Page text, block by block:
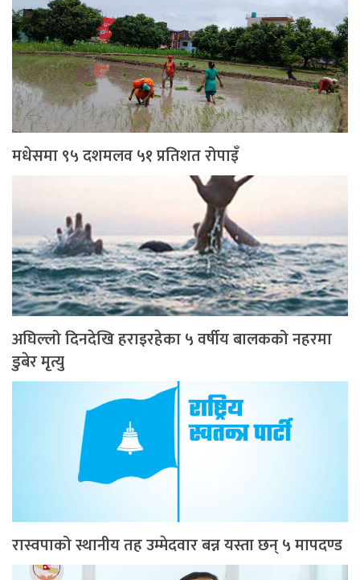
मधेसमा ९५ दशमलव ५१ प्रतिशत रोपाइँ
अघिल्लो दिनदेखि हराइरहेका ५ वर्षीय बालकको नहरमा
डुबेर मृत्यु
रास्वपाको स्थानीय तह उम्मेदवार बन्न यस्ता छन् ५ मापदण्ड